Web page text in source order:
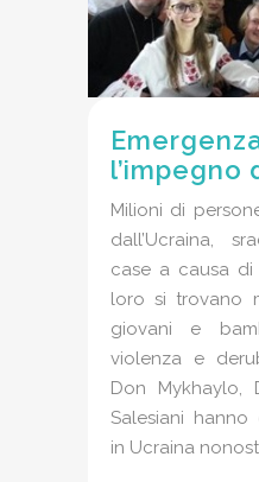
l’impegno
Milioni di
dall’Ucraina,
case a causa di
loro si trovano
giovani e
violenza e
Don Mykhaylo,
Salesiani
in Ucraina